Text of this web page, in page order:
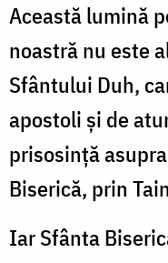
Această lumină
noastră nu este
Sfântului Duh,
apostoli şi de
prisosinţă
Biserică, prin
Iar Sfânta